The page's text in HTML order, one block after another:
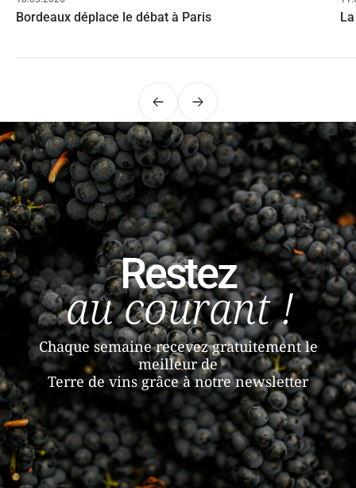
Bordeaux déplace le débat à Paris
PrécédentSuivant
Restez
au courant !
Chaque semaine recevez gratuitement le
meilleur de
Terre de vins grâce à notre newsletter